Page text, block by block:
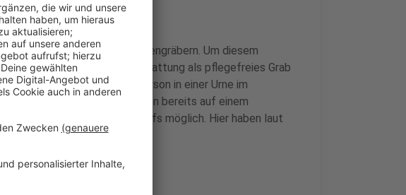
mehr Beisetzungen in Urnengräbern. Um diesem
können, biete die Baumbestattung als pflegefreies Grab
Asche der verstorbenen Person in einer Urne im
Aktuell ist das in Opladen bereits auf einem
südlichen Teil des Friedhofs möglich. Hier haben laut